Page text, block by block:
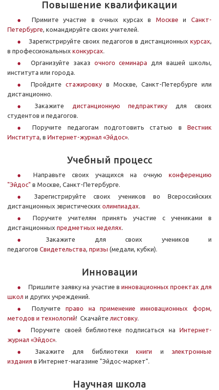
Повышение квалификации
Примите участие в очных курсах в МосквеиСанкт-
Петербурге, командируйте своих учителей.
Зарегистрируйте своих педагогов в дистанционных курсах,
в профессиональных конкурсах.
Организуйте заказ очного семинара
для вашей школы,
института или города.
Пройдитестажировку в Москве, Санкт-Петербурге или
дистанционно.
Закажите дистанционную педпрактику для своих
студентов и педагогов.
Поручите педагогам подготовить статью в Вестник
Института, в Интернет-журнал «Эйдос».
Учебный процесс
Направьте своих учащихся на очную конференцию
"Эйдос" в Москве, Санкт-Петербурге.
Зарегистрируйте своих учеников во Всероссийских
дистанционных эвристических олимпиадах.
Поручите учителям принять участие с учениками в
дистанционных предметных неделях.
Закажите для своих учеников и
педагогов Свидетельства, призы (медали, кубки).
Инновации
Пришлите заявку на участие в инновационных проектах для
школ и других учреждений.
Получите право на применение инновационных форм,
методов и технологий! Скачайте листовку.
Поручите своей библиотеке подписаться на Интернет-
журнал «Эйдос».
Закажите для библиотеки книги и электронные
издания в Интернет-магазине "Эйдос-маркет".
Научная школа